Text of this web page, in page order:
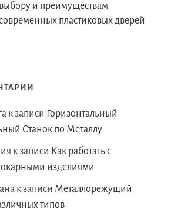
выбору и преимуществам
пластиковых дверей
к записи Горизонтальный
Станок по Металлу
к записи Как работать с
изделиями
к записи Металлорежущий
типов